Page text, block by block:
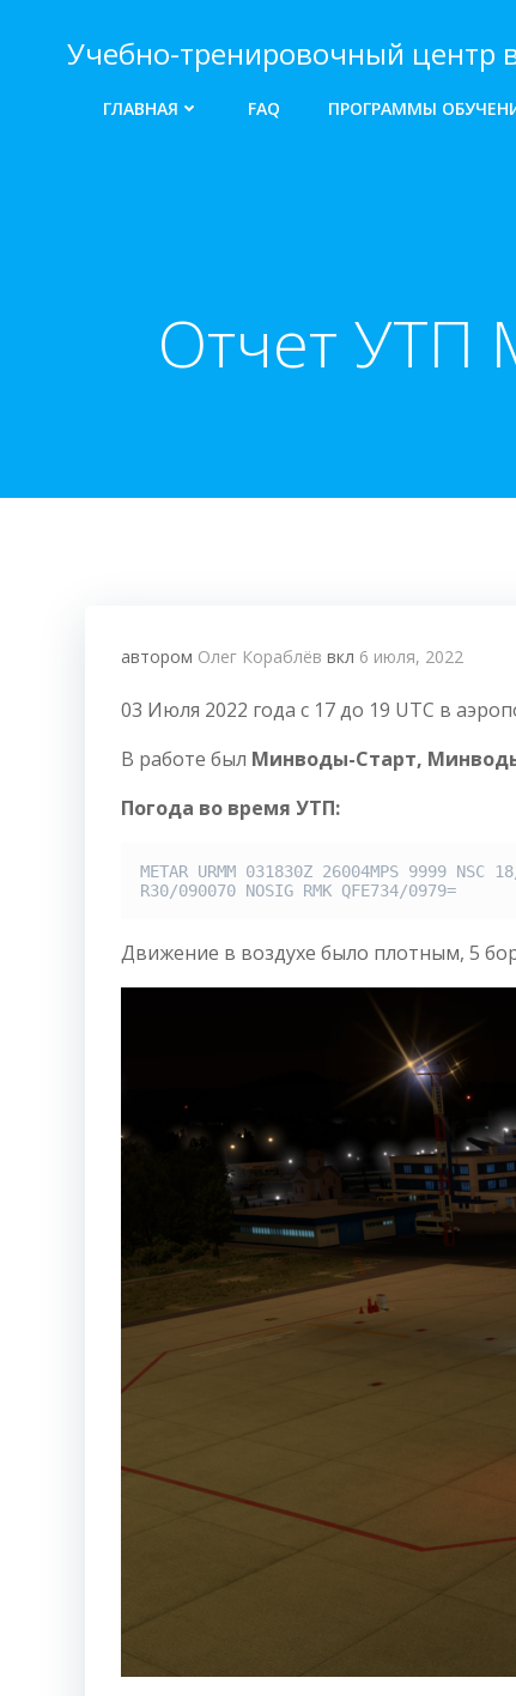
содержимомуУчебно-тренировочный центр
ГЛАВНАЯ FAQ ПРОГРАММЫ
Отчет УТП
автором Олег Кораблёв вкл 6 июля, 2022
03 Июля 2022 года с 17 до 19 UTC в
В работе был Минводы-Старт,
Погода во время УТП:
METAR URMM 031830Z 26004MPS 9999 NSC
R30/090070 NOSIG RMK QFE734/0979=
Движение в воздухе было плотным, 5